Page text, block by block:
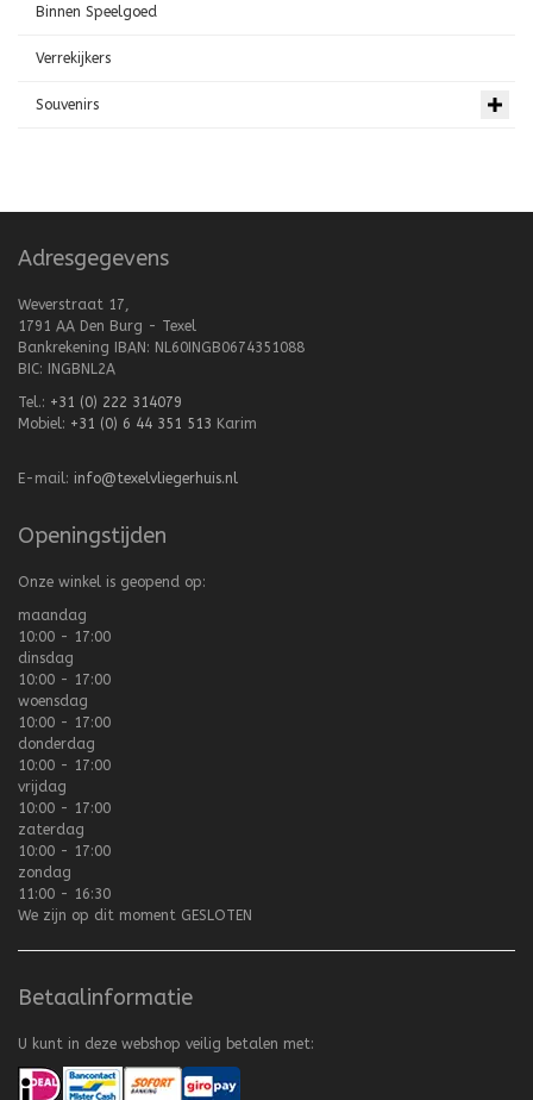
Binnen Speelgoed
Verrekijkers
Souvenirs
Adresgegevens
Weverstraat 17,
1791 AA Den Burg - Texel
Bankrekening IBAN: NL60INGB0674351088
BIC: INGBNL2A
Tel.: +31 (0) 222 314079
Mobiel: +31 (0) 6 44 351 513 Karim
E-mail: info@texelvliegerhuis.nl
Openingstijden
Onze winkel is geopend op:
maandag
10:00 - 17:00
dinsdag
10:00 - 17:00
woensdag
10:00 - 17:00
donderdag
10:00 - 17:00
vrijdag
10:00 - 17:00
zaterdag
10:00 - 17:00
zondag
11:00 - 16:30
We zijn op dit moment GESLOTEN
Betaalinformatie
U kunt in deze webshop veilig betalen met: